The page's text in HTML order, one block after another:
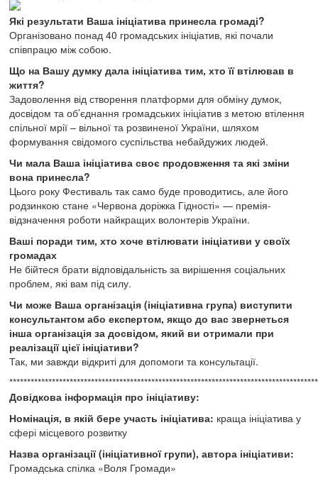
Які результати Ваша ініціатива принесла громаді?
Організовано понад 40 громадських ініціатив, які почали
співпрацю між собою.
Що на Вашу думку дала ініціатива тим, хто її втілював в
життя?
Задоволення від створення платформи для обміну думок,
досвідом та об’єднання громадських ініціатив з метою втілення
спільної мрії – вільної та розвиненої України, шляхом
формування свідомого суспільства небайдужих людей.
Чи мала Ваша ініціатива своє продовження та які зміни
вона принесла?
Цього року Фестиваль так само буде проводитись, але його
родзинкою стане «Червона доріжка Гідності» — премія-
відзначення роботи найкращих волонтерів України.
Ваші поради тим, хто хоче втілювати ініціативи у своїх
громадах
Не бійтеся брати відповідальність за вирішення соціальних
проблем, які вам під силу.
Чи може Ваша організація (ініціативна група) виступити
консультантом або експертом, якщо до вас звернеться
інша організація за досвідом, який ви отримали при
реалізації цієї ініціативи?
Так, ми завжди відкриті для допомоги та консультації.
Довідкова інформація про ініціативу:
Номінація, в якій бере участь ініціатива: краща ініціатива у
сфері місцевого розвитку
Назва організації (ініціативної групи), автора ініціативи:
Громадська спілка «Воля Громади»